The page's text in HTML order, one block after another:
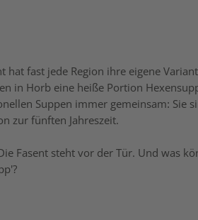
hat fast jede Region ihre eigene
in Horb eine heiße Portion
Suppen immer gemeinsam: Sie
zur fünften Jahreszeit.
Fasent steht vor der Tür. Und was